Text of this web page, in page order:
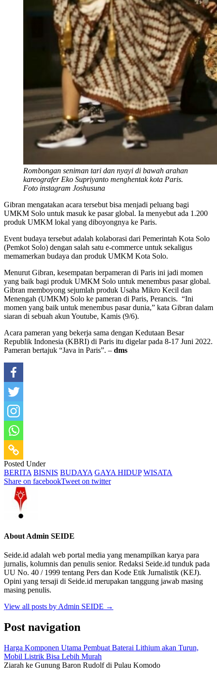
Rombongan seniman tari dan nyayi di bawah arahan
kareografer Eko Supriyanto menghentak kota Paris.
Foto instagram Joshusuna
Gibran mengatakan acara tersebut bisa menjadi peluang bagi
UMKM Solo untuk masuk ke pasar global. Ia menyebut ada 1.200
produk UMKM lokal yang diboyongnya ke Paris.
Event budaya tersebut adalah kolaborasi dari Pemerintah Kota Solo
(Pemkot Solo) dengan salah satu e-commerce untuk sekaligus
memamerkan budaya dan produk UMKM Kota Solo.
Menurut Gibran, kesempatan berpameran di Paris ini jadi momen
yang baik bagi produk UMKM Solo untuk menembus pasar global.
Gibran memboyong sejumlah produk Usaha Mikro Kecil dan
Menengah (UMKM) Solo ke pameran di Paris, Perancis. “Ini
momen yang baik untuk menembus pasar dunia,” kata Gibran dalam
siaran di sebuah akun Youtube, Kamis (9/6).
Acara pameran yang bekerja sama dengan Kedutaan Besar
Republik Indonesia (KBRI) di Paris itu digelar pada 8-17 Juni 2022.
Pameran bertajuk “Java in Paris”. – dms
Posted Under
BERITA BISNIS BUDAYA GAYA HIDUP WISATA
Share on facebookTweet on twitter
About Admin SEIDE
Seide.id adalah web portal media yang menampilkan karya para
jurnalis, kolumnis dan penulis senior. Redaksi Seide.id tunduk pada
UU No. 40 / 1999 tentang Pers dan Kode Etik Jurnalistik (KEJ).
Opini yang tersaji di Seide.id merupakan tanggung jawab masing
masing penulis.
View all posts by Admin SEIDE →
Post navigation
Harga Komponen Utama Pembuat Baterai Lithium akan Turun,
Mobil Listrik Bisa Lebih Murah
Ziarah ke Gunung Baron Rudolf di Pulau Komodo